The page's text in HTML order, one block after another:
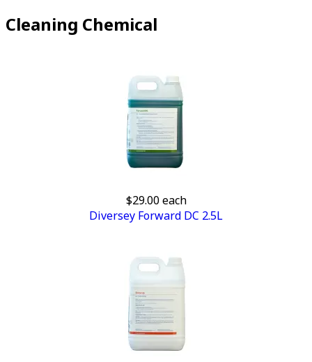
Cleaning Chemical
$29.00 each
Diversey Forward DC 2.5L